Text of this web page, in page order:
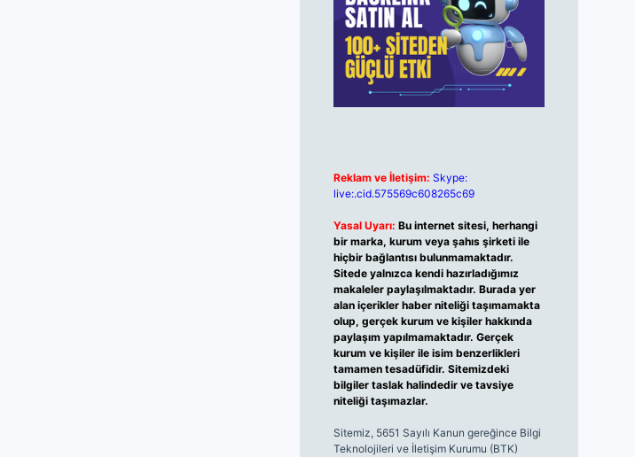
Reklam ve İletişim: Skype:
live:.cid.575569c608265c69
Yasal Uyarı: Bu internet sitesi, herhangi
bir marka, kurum veya şahıs şirketi ile
hiçbir bağlantısı bulunmamaktadır.
Sitede yalnızca kendi hazırladığımız
makaleler paylaşılmaktadır. Burada yer
alan içerikler haber niteliği taşımamakta
olup, gerçek kurum ve kişiler hakkında
paylaşım yapılmamaktadır. Gerçek
kurum ve kişiler ile isim benzerlikleri
tamamen tesadüfidir. Sitemizdeki
bilgiler taslak halindedir ve tavsiye
niteliği taşımazlar.
Sitemiz, 5651 Sayılı Kanun gereğince Bilgi
Teknolojileri ve İletişim Kurumu (BTK)